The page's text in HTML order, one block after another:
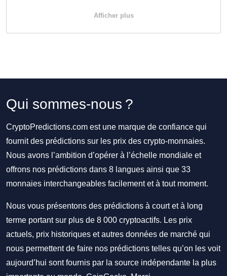
Afficher plus
Qui sommes-nous ?
CryptoPredictions.com est une marque de confiance qui
fournit des prédictions sur les prix des crypto-monnaies.
Nous avons l’ambition d’opérer à l’échelle mondiale et
offrons nos prédictions dans 8 langues ainsi que 33
monnaies interchangeables facilement et à tout moment.
Nous vous présentons des prédictions à court et à long
terme portant sur plus de 8 000 cryptoactifs. Les prix
actuels, prix historiques et autres données de marché qui
nous permettent de faire nos prédictions telles qu’on les voit
aujourd’hui sont fournis par la source indépendante la plus